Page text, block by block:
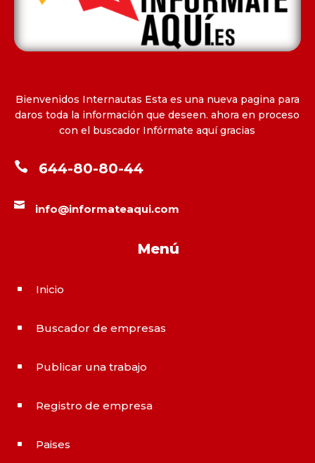
Bienvenidos Internautas Esta es una nueva pagina para
daros toda la información que deseen. ahora en proceso
con el buscador Infórmate aquí gracias
 644-80-80-44
 info@informateaqui.com
Menú
^ Inicio
^ Buscador de empresas
^ Publicar una trabajo
^ Registro de empresa
^ Paises